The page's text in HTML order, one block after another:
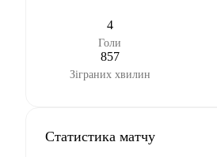
4
Голи
857
Зіграних хвилин
Статистика матчу